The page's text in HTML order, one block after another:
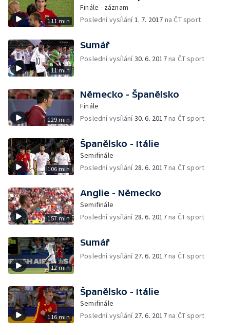
111 min
Finále - záznam
Poslední vysílání1. 7. 2017 na ČT sport
11 min
Sumář
Poslední vysílání30. 6. 2017na ČT sport
129 min
Německo - Španělsko
Finále
Poslední vysílání30. 6. 2017na ČT sport
106 min
Španělsko - Itálie
Semifinále
Poslední vysílání 28. 6. 2017na ČT sport
157 min
Anglie - Německo
Semifinále
Poslední vysílání 28. 6. 2017na ČT sport
12 min
Sumář
Poslední vysílání 27. 6. 2017na ČT sport
116 min
Španělsko - Itálie
Semifinále
Poslední vysílání 27. 6. 2017na ČT sport